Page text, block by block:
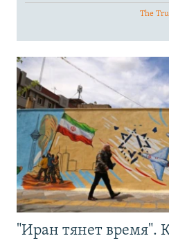
"Иран тянет время".